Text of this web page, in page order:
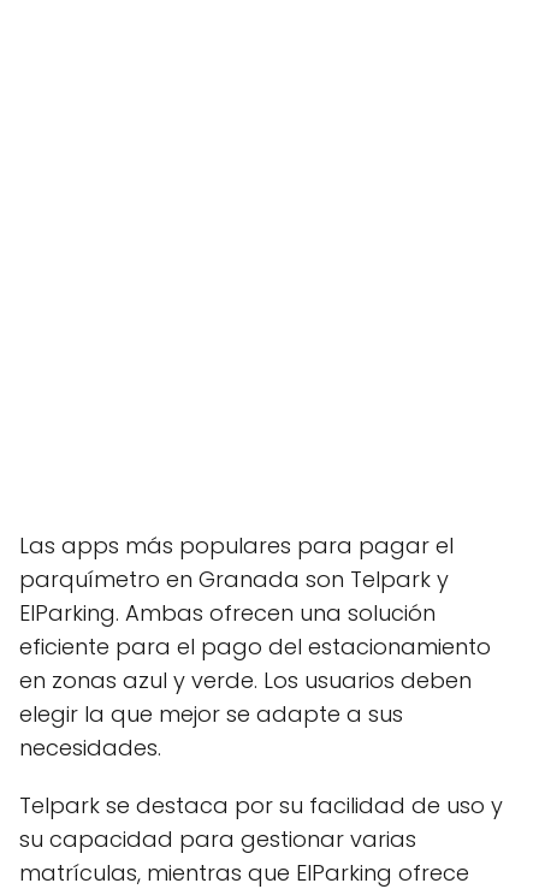
Las apps más populares para pagar el
parquímetro en Granada son Telpark y
ElParking. Ambas ofrecen una solución
eficiente para el pago del estacionamiento
en zonas azul y verde. Los usuarios deben
elegir la que mejor se adapte a sus
necesidades.
Telpark se destaca por su facilidad de uso y
su capacidad para gestionar varias
matrículas, mientras que ElParking ofrece